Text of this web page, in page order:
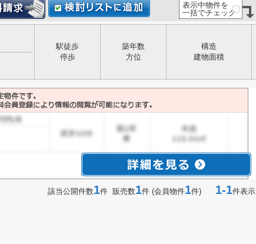
表示中物件を
一括でチェック
駅徒歩
停歩
築年数
方位
構造
建物面積
該当公開件数1件 販売数1件 (会員物件1件) 1-1件表示